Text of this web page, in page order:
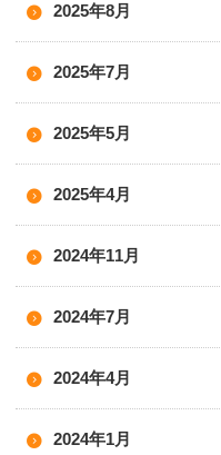
2025年8月
2025年7月
2025年5月
2025年4月
2024年11月
2024年7月
2024年4月
2024年1月